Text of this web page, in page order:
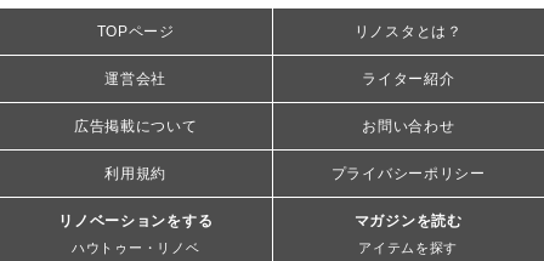
TOPページ リノスタとは？
運営会社 ライター紹介
広告掲載について お問い合わせ
利用規約 プライバシーポリシー
リノベーションをする
ハウトゥー・リノベ
マガジンを読む
アイテムを探す